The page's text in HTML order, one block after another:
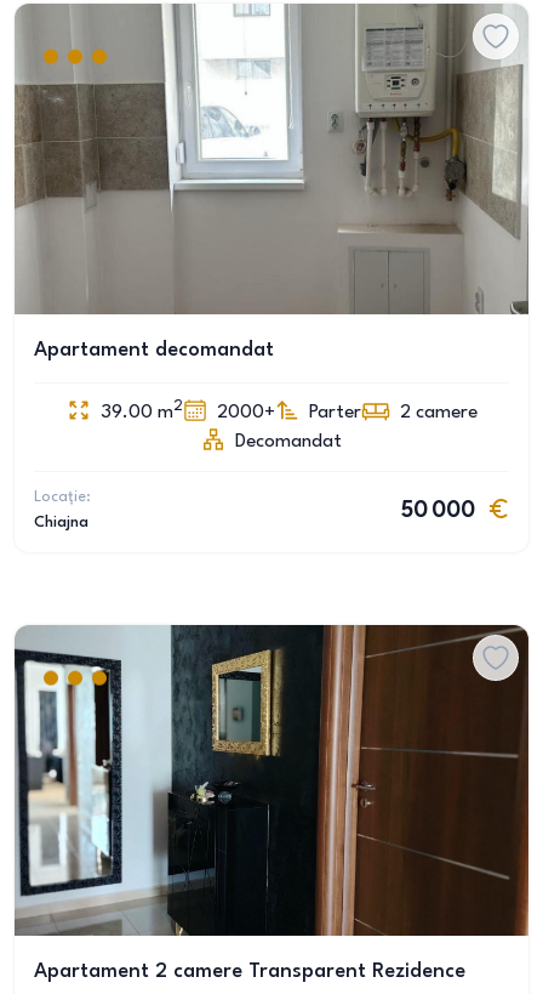
Apartament decomandat
39.00 m2 2000+ Parter 2 camere
Decomandat
Locație:
Chiajna
50 000
Apartament 2 camere Transparent Rezidence